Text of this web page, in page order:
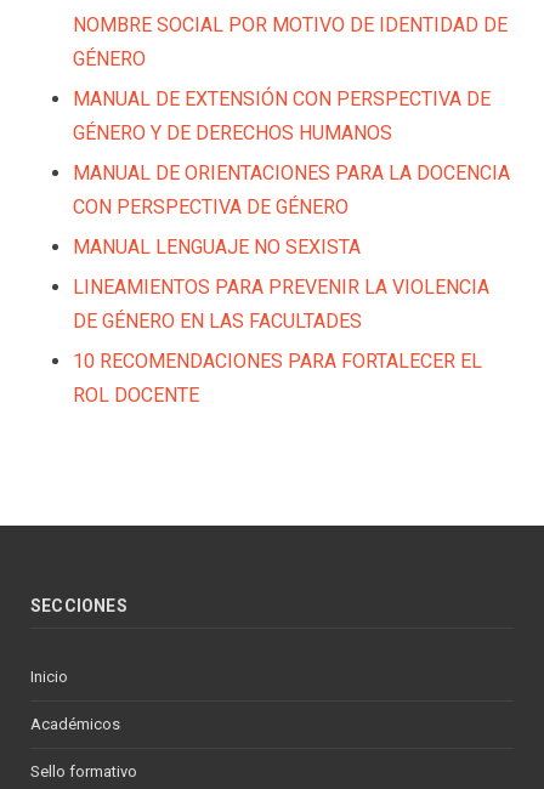
NOMBRE SOCIAL POR MOTIVO DE IDENTIDAD DE
GÉNERO
MANUAL DE EXTENSIÓN CON PERSPECTIVA DE
GÉNERO Y DE DERECHOS HUMANOS
MANUAL DE ORIENTACIONES PARA LA DOCENCIA
CON PERSPECTIVA DE GÉNERO
MANUAL LENGUAJE NO SEXISTA
LINEAMIENTOS PARA PREVENIR LA VIOLENCIA
DE GÉNERO EN LAS FACULTADES
10 RECOMENDACIONES PARA FORTALECER EL
ROL DOCENTE
SECCIONES
Inicio
Académicos
Sello formativo